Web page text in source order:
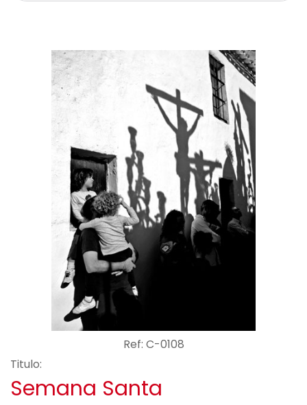
Ref: C-0108
Titulo:
Semana Santa